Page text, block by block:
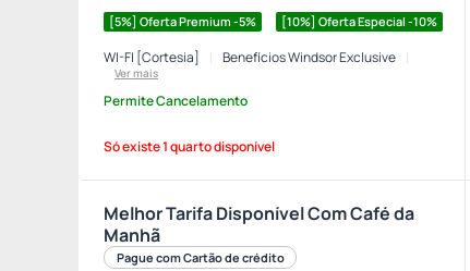
[5%] Oferta Premium -5% [10%] Oferta Especial -10%
WI-FI [Cortesia] Benefícios Windsor Exclusive
Ver mais
Permite Cancelamento
Só existe 1 quarto disponível
Melhor Tarifa Disponível Com Café da
Manhã
Pague com Cartão de crédito